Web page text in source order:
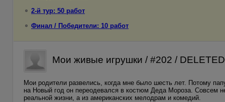
2-й тур: 50 работ
Финал / Победители: 10 работ
Мои живые игрушки / #202 / DELETED
Мои родители развелись, когда мне было шесть лет. Потому
на Новый год он переодевался в костюм Деда Мороза. Совсем
реальной жизни, а из американских мелодрам и комедий.